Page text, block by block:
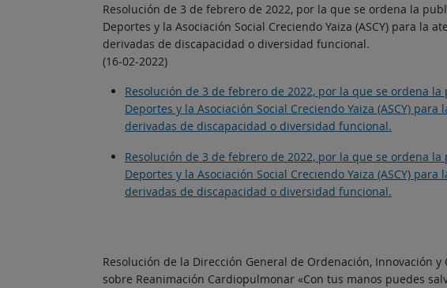
Resolución de 3 de febrero de 2022, por la que se ordena la
Deportes y la Asociación Social Creciendo Yaiza (ASCY) para
derivadas de discapacidad o diversidad funcional.
(16-02-2022)
Resolución de 3 de febrero de 2022, por la que se ordena
Deportes y la Asociación Social Creciendo Yaiza (ASCY)
derivadas de discapacidad o diversidad funcional.
Resolución de 3 de febrero de 2022, por la que se ordena
Deportes y la Asociación Social Creciendo Yaiza (ASCY)
derivadas de discapacidad o diversidad funcional.
Resolución de la Dirección General de Ordenación,
sobre Reanimación Cardiopulmonar «Con tus manos puedes